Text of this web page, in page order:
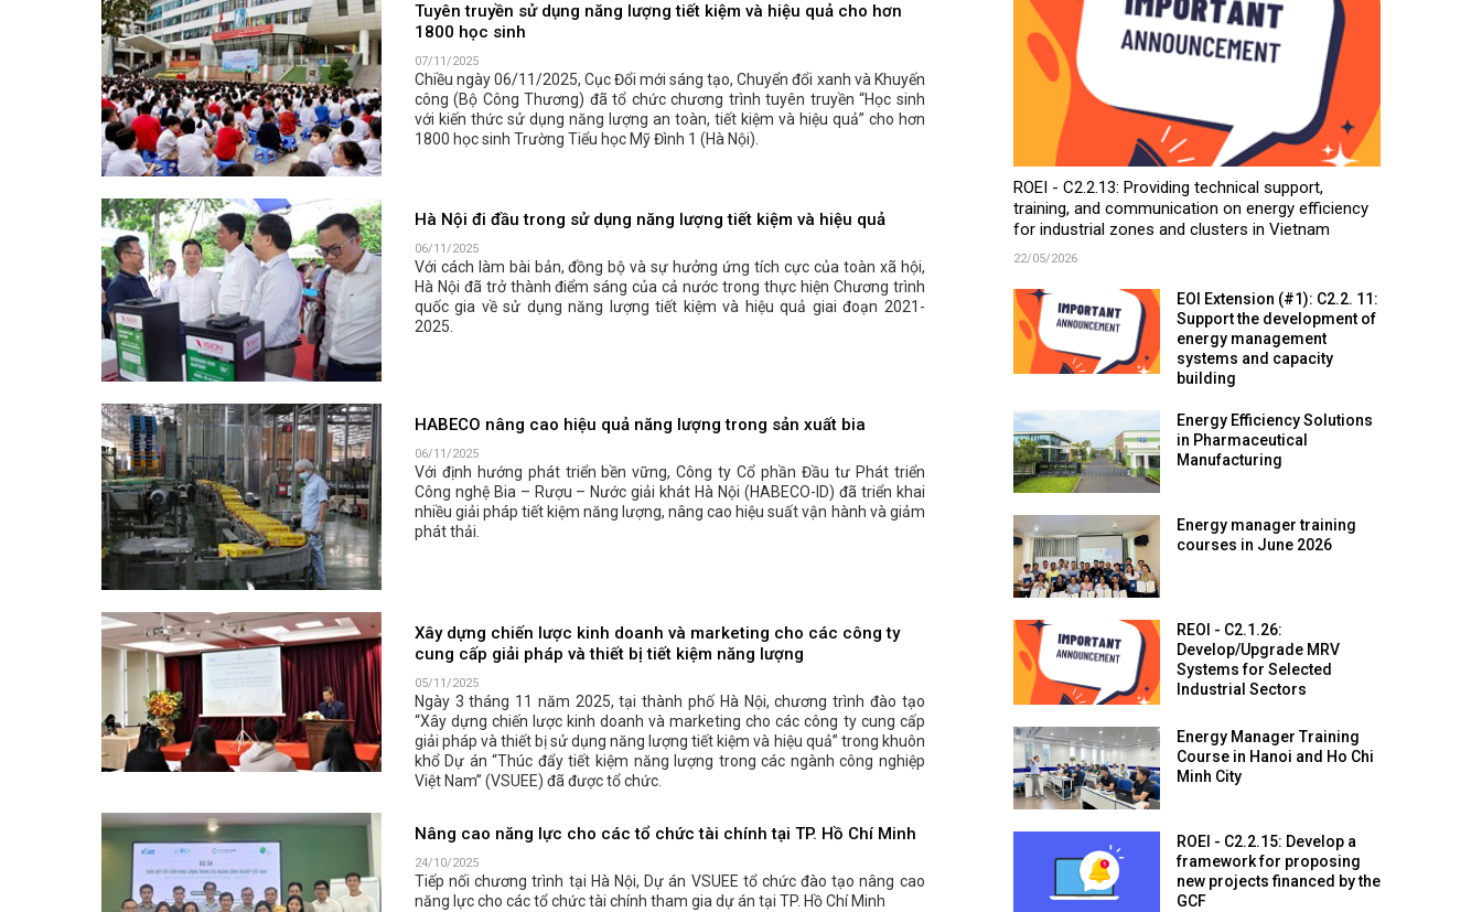
Tuyên truyền sử dụng năng lượng tiết kiệm và hiệu quả cho hơn
1800 học sinh
07/11/2025
Chiều ngày 06/11/2025, Cục Đổi mới sáng tạo, Chuyển đổi xanh và Khuyến
công (Bộ Công Thương) đã tổ chức chương trình tuyên truyền “Học sinh
với kiến thức sử dụng năng lượng an toàn, tiết kiệm và hiệu quả” cho hơn
1800 học sinh Trường Tiểu học Mỹ Đình 1 (Hà Nội).
Hà Nội đi đầu trong sử dụng năng lượng tiết kiệm và hiệu quả
06/11/2025
Với cách làm bài bản, đồng bộ và sự hưởng ứng tích cực của toàn xã hội,
Hà Nội đã trở thành điểm sáng của cả nước trong thực hiện Chương trình
quốc gia về sử dụng năng lượng tiết kiệm và hiệu quả giai đoạn 2021-
2025.
HABECO nâng cao hiệu quả năng lượng trong sản xuất bia
06/11/2025
Với định hướng phát triển bền vững, Công ty Cổ phần Đầu tư Phát triển
Công nghệ Bia – Rượu – Nước giải khát Hà Nội (HABECO-ID) đã triển khai
nhiều giải pháp tiết kiệm năng lượng, nâng cao hiệu suất vận hành và giảm
phát thải.
Xây dựng chiến lược kinh doanh và marketing cho các công ty
cung cấp giải pháp và thiết bị tiết kiệm năng lượng
05/11/2025
Ngày 3 tháng 11 năm 2025, tại thành phố Hà Nội, chương trình đào tạo
“Xây dựng chiến lược kinh doanh và marketing cho các công ty cung cấp
giải pháp và thiết bị sử dụng năng lượng tiết kiệm và hiệu quả” trong khuôn
khổ Dự án “Thúc đẩy tiết kiệm năng lượng trong các ngành công nghiệp
Việt Nam” (VSUEE) đã được tổ chức.
Nâng cao năng lực cho các tổ chức tài chính tại TP. Hồ Chí Minh
24/10/2025
Tiếp nối chương trình tại Hà Nội, Dự án VSUEE tổ chức đào tạo nâng cao
năng lực cho các tổ chức tài chính tham gia dự án tại TP. Hồ Chí Minh
ROEI - C2.2.13: Providing technical support,
training, and communication on energy efficiency
for industrial zones and clusters in Vietnam
22/05/2026
EOI Extension (#1): C2.2. 11:
Support the development of
energy management
systems and capacity
building
Energy Efficiency Solutions
in Pharmaceutical
Manufacturing
Energy manager training
courses in June 2026
REOI - C2.1.26:
Develop/Upgrade MRV
Systems for Selected
Industrial Sectors
Energy Manager Training
Course in Hanoi and Ho Chi
Minh City
ROEI - C2.2.15: Develop a
framework for proposing
new projects financed by the
GCF